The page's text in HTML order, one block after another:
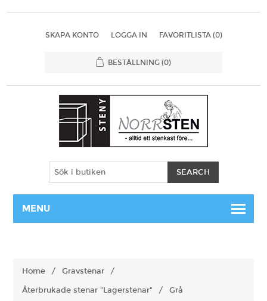
SKAPA KONTO LOGGA IN FAVORITLISTA (0)
BESTÄLLNING (0)
MENU
Home / Gravstenar
/
Återbrukade stenar "Lagerstenar"
/ Grå